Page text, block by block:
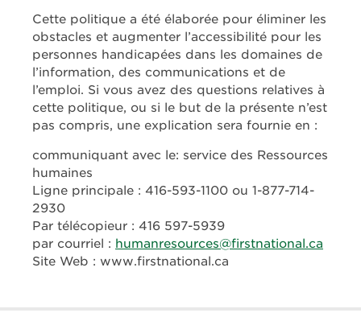
Cette politique a été élaborée pour éliminer les
obstacles et augmenter l’accessibilité pour les
personnes handicapées dans les domaines de
l’information, des communications et de
l’emploi. Si vous avez des questions relatives à
cette politique, ou si le but de la présente n’est
pas compris, une explication sera fournie en :
communiquant avec le: service des Ressources
humaines
Ligne principale : 416-593-1100 ou 1-877-714-
2930
Par télécopieur : 416 597-5939
par courriel : humanresources@firstnational.ca
Site Web : www.firstnational.ca